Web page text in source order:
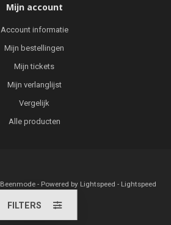
Mijn account
Account informatie
Mijn bestellingen
Mijn tickets
Mijn verlanglijst
Vergelijk
Alle producten
- Powered by Lightspeed - Lightspeed
Dyvelopment
FILTERS